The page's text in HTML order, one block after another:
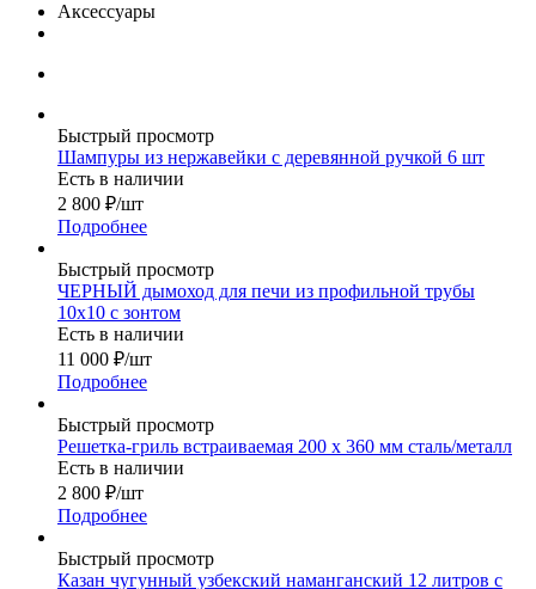
Аксессуары
Быстрый просмотр
Шампуры из нержавейки с деревянной ручкой 6 шт
Есть в наличии
2 800 ₽/шт
Подробнее
Быстрый просмотр
ЧЕРНЫЙ дымоход для печи из профильной трубы
10х10 с зонтом
Есть в наличии
11 000 ₽/шт
Подробнее
Быстрый просмотр
Решетка-гриль встраиваемая 200 х 360 мм сталь/металл
Есть в наличии
2 800 ₽/шт
Подробнее
Быстрый просмотр
Казан чугунный узбекский наманганский 12 литров с